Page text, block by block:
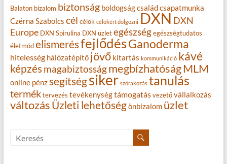
Balaton bizalom biztonság boldogságcsaládcsapatmunka
Czérna Szabolcs cél célok célokért dolgozni DXNDXN
Europe DXN Spirulina DXN üzlet egészség egészségtudatos
életmód elismerésfejlődésGanoderma
hitelesség hálózatépítő jövő kitartás kommunikáció kávé
képzésmagabiztosságmegbízhatóságMLM
online pénzsegítségsiker szórakozás tanulás
termék tervezés tevékenységtámogatás vezető vállalkozás
változás Üzleti lehetőségönbizalom üzlet